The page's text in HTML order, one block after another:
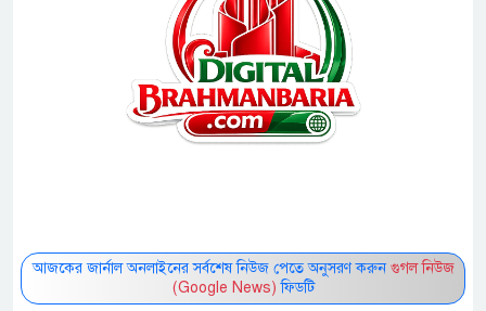
আজকের জার্নাল অনলাইনের সর্বশেষ নিউজ পেতে অনুসরণ করুন গুগল নিউজ
(Google News) ফিডটি